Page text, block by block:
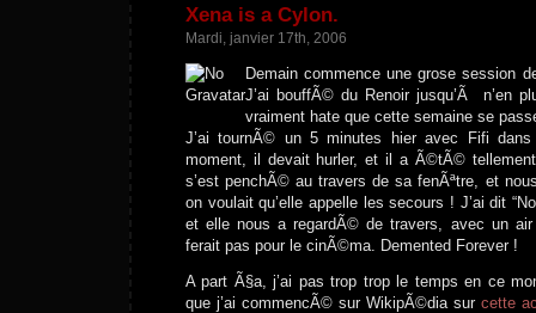
Xena is a Cylon.
Mardi, janvier 17th, 2006
Demain commence une grose session
J’ai bouffÃ© du Renoir jusqu’Ã n’en
vraiment hate que cette semaine se
J’ai tournÃ© un 5 minutes hier avec Fifi
moment, il devait hurler, et il a Ã©tÃ© tellement
s’est penchÃ© au travers de sa fenÃªtre, et
on voulait qu’elle appelle les secours ! J’ai dit
et elle nous a regardÃ© de travers, avec un air
ferait pas pour le cinÃ©ma. Demented Forever !
A part Ã§a, j’ai pas trop trop le temps en ce
que j’ai commencÃ© sur WikipÃ©dia sur cette